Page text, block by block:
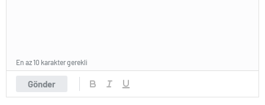
Gönder
En az 10 karakter gerekli